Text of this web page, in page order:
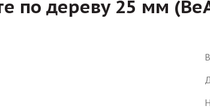
по дереву 25 мм